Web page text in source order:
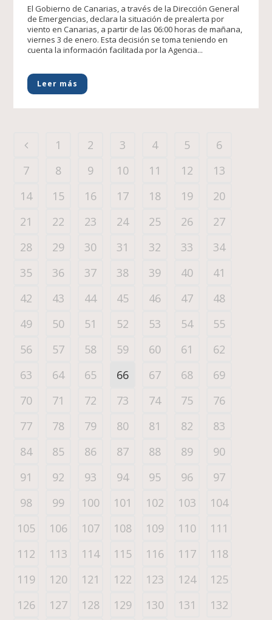
El Gobierno de Canarias, a través de la Dirección General
de Emergencias, declara la situación de prealerta por
viento en Canarias, a partir de las 06:00 horas de mañana,
viernes 3 de enero. Esta decisión se toma teniendo en
cuenta la información facilitada por la Agencia...
Leer más
1 2 3 4 5
6
7
8 9 10 11 12
13
14
15 16 17 18 19
20
21
22 23 24 25 26
27
28
29 30 31 32 33
34
35
36 37 38 39 40
41
42
43 44 45 46 47
48
49
50 51 52 53 54
55
56
57 58 59 60 61
62
63
64 65 66 67 68
69
70
71 72 73 74 75
76
77
78 79 80 81 82
83
84
85 86 87 88 89
90
91
92 93 94 95 96
97
98
99 100 101 102 103
104
105
106 107 108 109 110
111
112
113 114 115 116 117
118
119
120 121 122 123 124
125
126
127 128 129 130 131
132